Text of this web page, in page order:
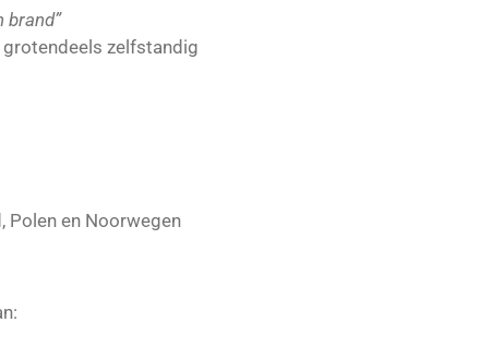
brand”
zelfstandig
Polen en Noorwegen